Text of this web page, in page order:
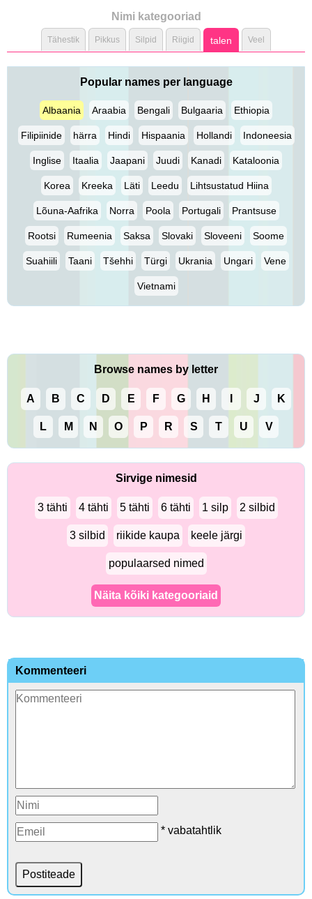
Nimi kategooriad
Tähestik Pikkus Silpid Riigid talen Veel
Popular names per language
Albaania Araabia Bengali Bulgaaria Ethiopia
Filipiinide härra Hindi Hispaania Hollandi Indoneesia
Inglise Itaalia Jaapani Juudi Kanadi Kataloonia
Korea Kreeka Läti Leedu Lihtsustatud Hiina
Lõuna-Aafrika Norra Poola Portugali Prantsuse
Rootsi Rumeenia Saksa Slovaki Sloveeni Soome
Suahiili Taani Tšehhi Türgi Ukrania Ungari Vene
Vietnami
Browse names by letter
A B C D E F G H J K
L M N O P R S T U V
Sirvige nimesid
3 tähti 4 tähti 5 tähti 6 tähti 1 silp 2 silbid
3 silbid riikide kaupa keele järgi
populaarsed nimed
Näita kõiki kategooriaid
Kommenteeri
* vabatahtlik